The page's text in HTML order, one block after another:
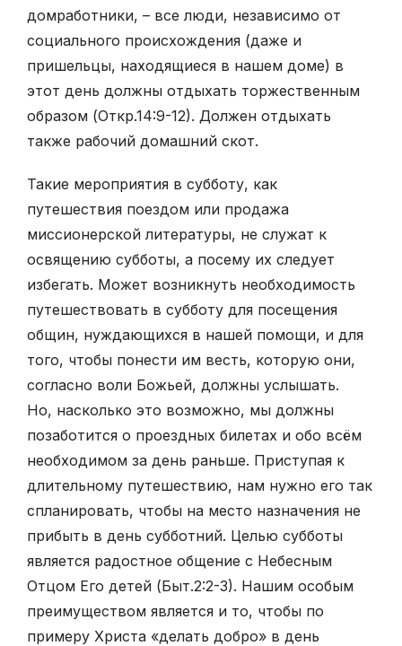
домработники, – все люди, независимо от
социального происхождения (даже и
пришельцы, находящиеся в нашем доме) в
этот день должны отдыхать торжественным
образом (Откр.14:9-12). Должен отдыхать
также рабочий домашний скот.
Такие мероприятия в субботу, как
путешествия поездом или продажа
миссионерской литературы, не служат к
освящению субботы, а посему их следует
избегать. Может возникнуть необходимость
путешествовать в субботу для посещения
общин, нуждающихся в нашей помощи, и для
того, чтобы понести им весть, которую они,
согласно воли Божьей, должны услышать.
Но, насколько это возможно, мы должны
позаботится о проездных билетах и обо всём
необходимом за день раньше. Приступая к
длительному путешествию, нам нужно его так
спланировать, чтобы на место назначения не
прибыть в день субботний. Целью субботы
является радостное общение с Небесным
Отцом Его детей (Быт.2:2-3). Нашим особым
преимуществом является и то, чтобы по
примеру Христа «делать добро» в день